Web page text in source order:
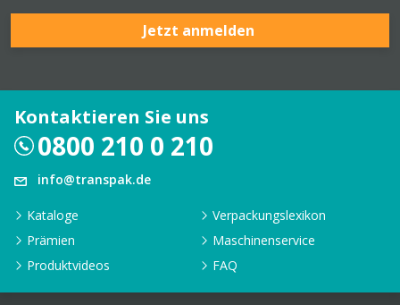
Jetzt anmelden
Kontaktieren Sie uns
0800 210 0 210
info@transpak.de
Kataloge
Verpackungslexikon
Prämien
Maschinenservice
Produktvideos
FAQ